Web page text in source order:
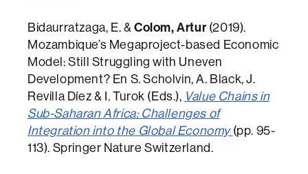
Bidaurratzaga, E. & Colom, Artur (2019).
Mozambique’s Megaproject-based Economic
Model: Still Struggling with Uneven
Development? En S. Scholvin, A. Black, J.
Revilla Díez & I. Turok (Eds.), Value Chains in
Sub-Saharan Africa: Challenges of
Integration into the Global Economy (pp. 95-
113). Springer Nature Switzerland.